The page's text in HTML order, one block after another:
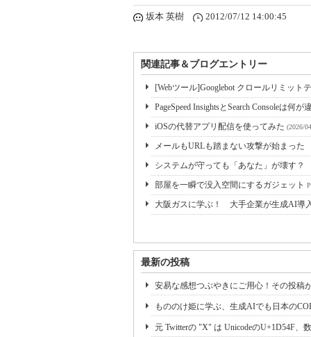
坂本 英樹 2012/07/12 14:00:45
関連記事＆ブログエントリー
[Webツール]Googlebot クロールリミット
PageSpeed InsightsとSearch Consoleは何が
iOSの代替アプリ配信を使ってみた (2026/
メールもURLも踏まない攻撃が始まっ
システムが守っても「あなた」が壊す
部屋を一瞬で没入空間にするガジェット
大阪ガスに学ぶ！ 大手企業が生成AI導
最新の投稿
安易な感想つぶやきにご用心！その投稿
もののけ姫に学ぶ、生成AIでも日本の
元 Twitterの "X" は UnicodeのU+1D54F、